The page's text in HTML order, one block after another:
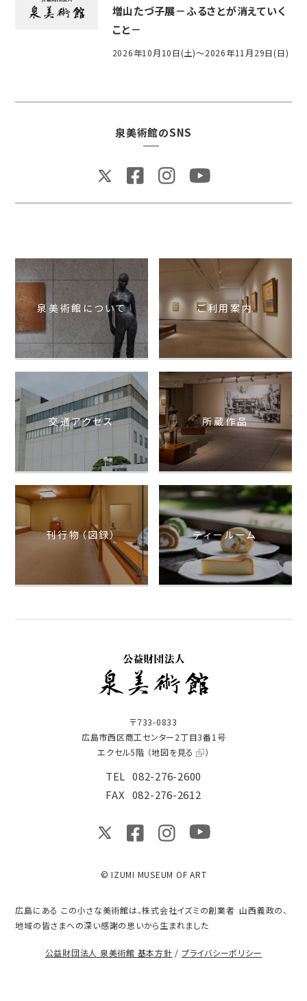
増山たづ子展－ふるさとが消えていく
こと－
2026年10月10日(土)～2026年11月29日(日)
泉美術館のSNS
泉美術館について ご利用案内
交通アクセス 所蔵作品
刊行物（図録） ティールーム
〒733-0833
広島市西区商工センター2丁目3番1号
エクセル5階 （地図を見る ）
TEL 082-276-2600
FAX 082-276-2612
© IZUMI MUSEUM OF ART
広島にある この小さな美術館は、株式会社イズミの創業者 山西義政の、
地域の皆さまへの深い感謝の思いから生まれました
公益財団法人 泉美術館 基本方針 / プライバシーポリシー